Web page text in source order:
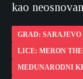
kao
GRAD: SARAJEVO
LICE: MERON
MEĐUNARODNI